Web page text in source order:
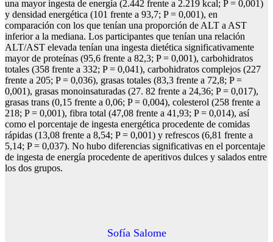
una mayor ingesta de energía (2.442 frente a 2.219 kcal; P = 0,001)
y densidad energética (101 frente a 93,7; P = 0,001), en
comparación con los que tenían una proporción de ALT a AST
inferior a la mediana. Los participantes que tenían una relación
ALT/AST elevada tenían una ingesta dietética significativamente
mayor de proteínas (95,6 frente a 82,3; P = 0,001), carbohidratos
totales (358 frente a 332; P = 0,041), carbohidratos complejos (227
frente a 205; P = 0,036), grasas totales (83,3 frente a 72,8; P =
0,001), grasas monoinsaturadas (27. 82 frente a 24,36; P = 0,017),
grasas trans (0,15 frente a 0,06; P = 0,004), colesterol (258 frente a
218; P = 0,001), fibra total (47,08 frente a 41,93; P = 0,014), así
como el porcentaje de ingesta energética procedente de comidas
rápidas (13,08 frente a 8,54; P = 0,001) y refrescos (6,81 frente a
5,14; P = 0,037). No hubo diferencias significativas en el porcentaje
de ingesta de energía procedente de aperitivos dulces y salados entre
los dos grupos.
Sofía Salome